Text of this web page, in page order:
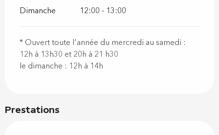
Prestations
Dimanche 12:00 - 13:00
* Ouvert toute l'année du mercredi au samedi :
12h à 13h30 et 20h à 21 h30
le dimanche : 12h à 14h